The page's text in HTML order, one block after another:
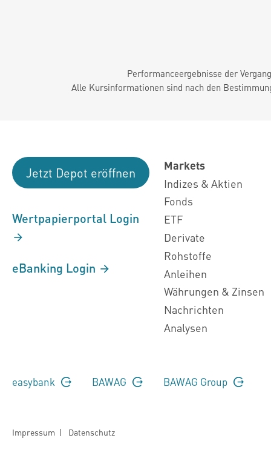
Performanceergebnisse der
Alle Kursinformationen sind nach den
Jetzt Depot eröffnen
Wertpapierportal Login
eBanking Login
Markets
Indizes & Aktien
Fonds
ETF
Derivate
Rohstoffe
Anleihen
Währungen & Zinsen
Nachrichten
Analysen
easybank BAWAG BAWAG Group
Impressum | Datenschutz